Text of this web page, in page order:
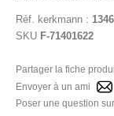
Réf. kerkmann:
SKU F-71401622
Partager la fiche
Envoyer à un ami
Poser une question